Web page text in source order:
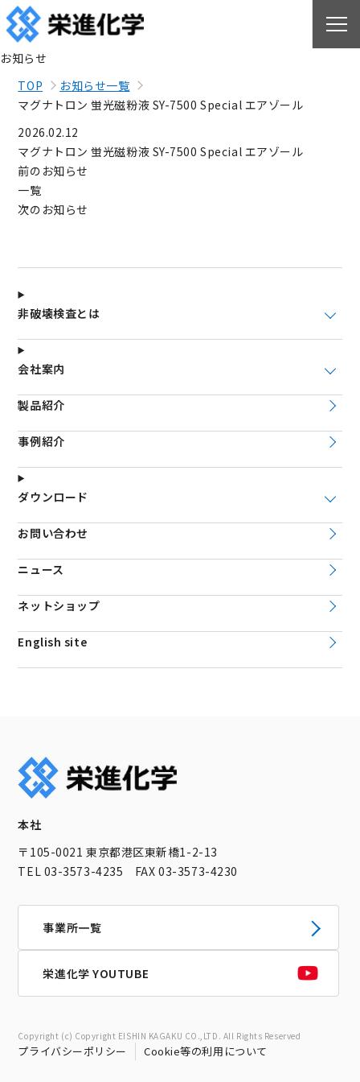
お知らせ
TOP
お知らせ一覧
マグナトロン 蛍光磁粉液 SY-7500 Special エアゾール
2026.02.12
マグナトロン 蛍光磁粉液 SY-7500 Special エアゾール
前のお知らせ
一覧
次のお知らせ
非破壊検査とは
会社案内
製品紹介
事例紹介
ダウンロード
お問い合わせ
ニュース
ネットショップ
English site
本社
〒105-0021 東京都港区東新橋1-2-13
TEL 03-3573-4235 FAX 03-3573-4230
事業所一覧
栄進化学 YOUTUBE
Copyright (c) Copyright EISHIN KAGAKU CO.,LTD. All Rights Reserved
プライバシーポリシー Cookie等の利用について